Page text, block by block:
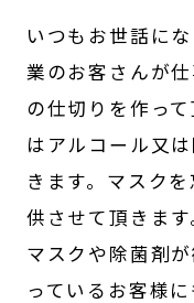
いつもお世話に
業のお客さんが
の仕切りを作っ
はアルコール又
きます。マスク
供させて頂きます
マスクや除菌剤
っているお客様